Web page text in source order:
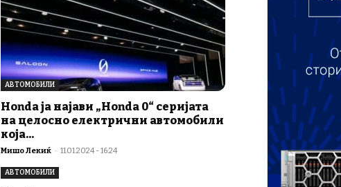
АВТОМОБИЛИ
Honda ја најави „Honda 0“ серијата
на целосно електрични автомобили
која...
Мишо Лекиќ - 11.01.2024 - 16:24
АВТОМОБИЛИ